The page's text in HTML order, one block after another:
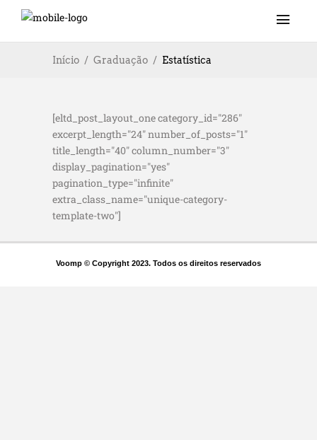
Início Graduação Estatística
[eltd_post_layout_one category_id="286"
excerpt_length="24" number_of_posts="1"
title_length="40" column_number="3"
display_pagination="yes"
pagination_type="infinite"
extra_class_name="unique-category-
template-two"]
Voomp © Copyright 2023. Todos os direitos reservados